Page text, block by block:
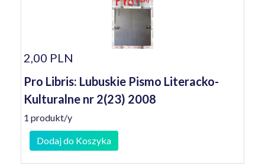
2,00 PLN
Pro Libris: Lubuskie Pismo Literacko-
Kulturalne nr 2(23) 2008
1 produkt/y
Dodaj do Koszyka